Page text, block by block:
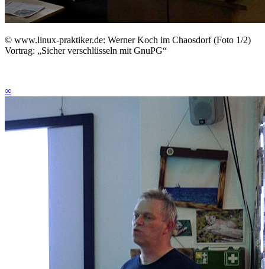
© www.linux-praktiker.de: Werner Koch im Chaosdorf (Foto 1/2)
Vortrag: „Sicher verschlüsseln mit GnuPG“
∞